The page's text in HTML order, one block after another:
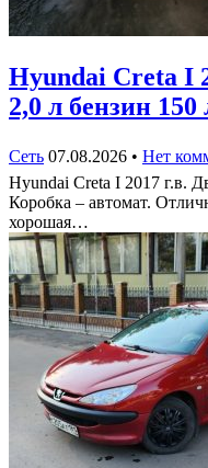
Hyundai Creta I
2,0 л бензин
Сеть 07.08.2026 • Нет
Hyundai Creta I 2017 г.в.
Коробка – автомат.
хорошая…